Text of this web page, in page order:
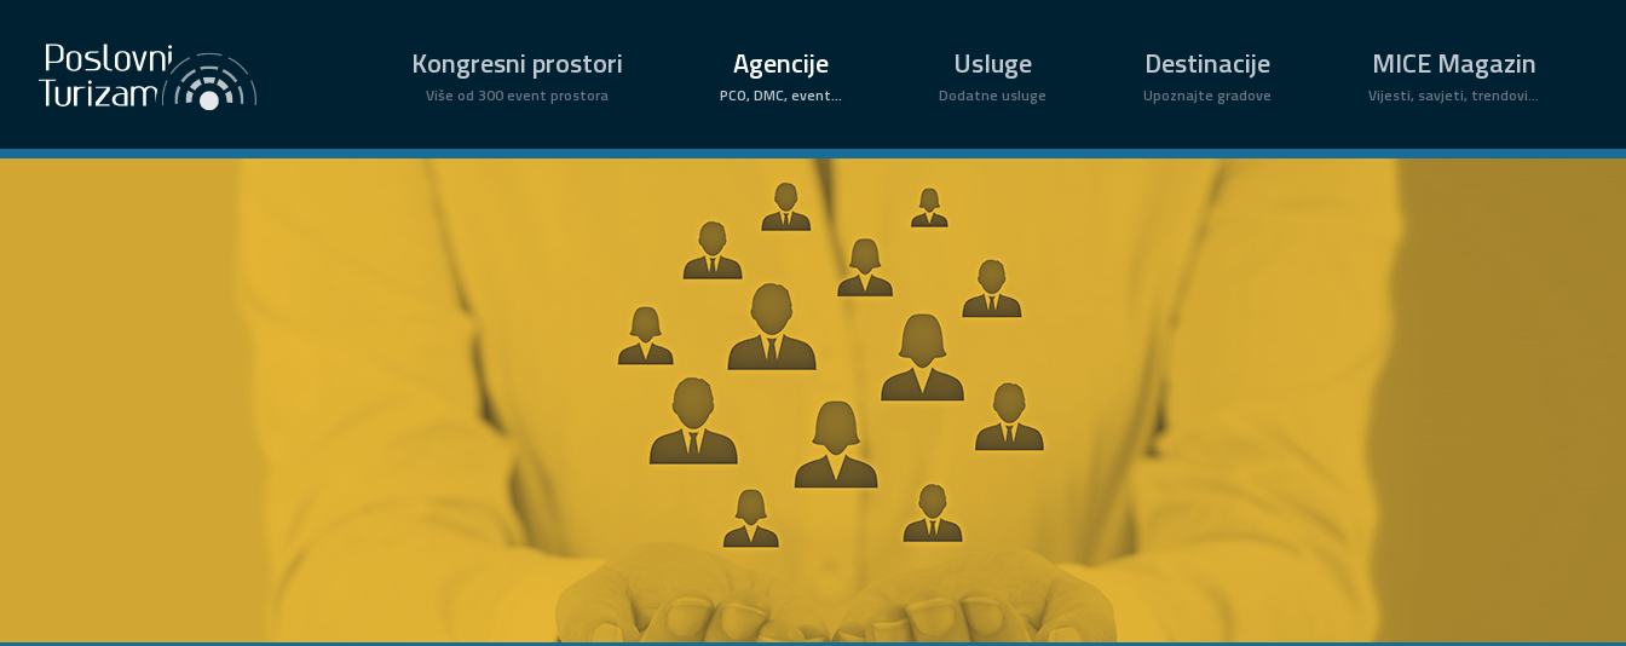
Kongresni prostori
Više od 300 event prostora
Agencije
PCO, DMC, event...
Usluge
Dodatne usluge
Destinacije
Upoznajte gradove
MICE Magazin
Vijesti, savjeti, trendovi...